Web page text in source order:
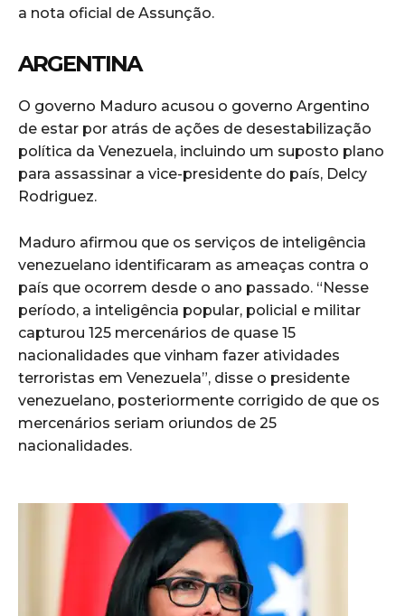
a nota oficial de Assunção.
ARGENTINA
O governo Maduro acusou o governo Argentino
de estar por atrás de ações de desestabilização
política da Venezuela, incluindo um suposto plano
para assassinar a vice-presidente do país, Delcy
Rodriguez.
Maduro afirmou que os serviços de inteligência
venezuelano identificaram as ameaças contra o
país que ocorrem desde o ano passado. “Nesse
período, a inteligência popular, policial e militar
capturou 125 mercenários de quase 15
nacionalidades que vinham fazer atividades
terroristas em Venezuela”, disse o presidente
venezuelano, posteriormente corrigido de que os
mercenários seriam oriundos de 25
nacionalidades.